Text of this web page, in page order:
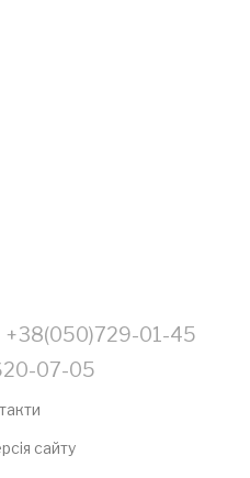
+38(050)729-01-45
07-05
сайту